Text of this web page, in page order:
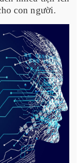
con người.